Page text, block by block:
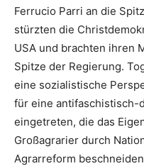
Ferrucio Parri an die
stürzten die
USA und brachten ihren
Spitze der Regierung.
eine sozialistische
für eine antifaschistisch-
eingetreten, die das
Großagrarier durch
Agrarreform